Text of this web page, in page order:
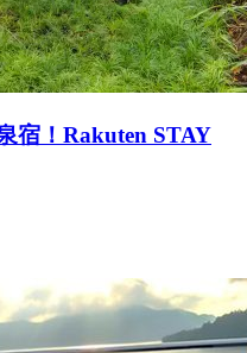
宿！Rakuten STAY